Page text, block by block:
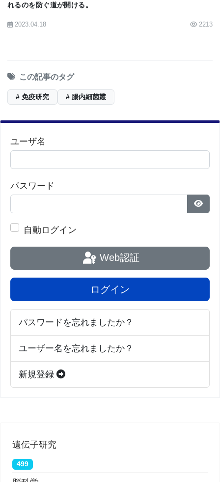
れるのを防ぐ道が開ける。
2023.04.18 2213
この記事のタグ
# 免疫研究 # 腸内細菌叢
ユーザ名
パスワード
パス
自動ログイン
Web認証
ログイン
パスワードを忘れましたか？
ユーザー名を忘れましたか？
新規登録
遺伝子研究
499